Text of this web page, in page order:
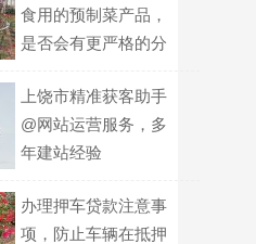
食用的预制菜产品，
是否会有更严格的分
上饶市精准获客助手
@网站运营服务，多
年建站经验
办理押车贷款注意事
项，防止车辆在抵押